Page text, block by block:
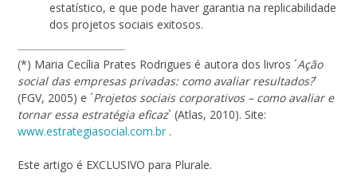
estatístico, e que pode haver garantia na replicabilidade
dos projetos sociais exitosos.
(*) Maria Cecília Prates Rodrigues é autora dos livros ´Ação
social das empresas privadas: como avaliar resultados?`
(FGV, 2005) e ´Projetos sociais corporativos – como avaliar e
tornar essa estratégia eficaz` (Atlas, 2010). Site:
www.estrategiasocial.com.br .
Este artigo é EXCLUSIVO para Plurale.